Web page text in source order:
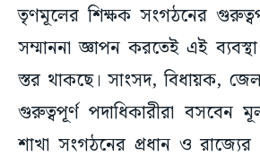
তৃণমূলের শিক্ষক সংগঠনের
সম্মাননা জ্ঞাপন করতেই এই
স্তর থাকছে। সাংসদ, বিধায়ক,
গুরুত্বপূর্ণ পদাধিকারীরা বসবেন
শাখা সংগঠনের প্রধান ও রাজ্যের